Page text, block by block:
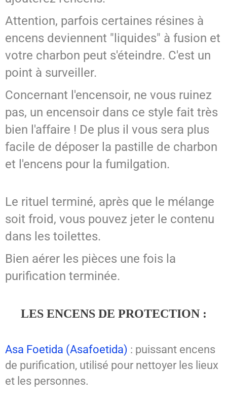
Attention, parfois certaines résines à
encens deviennent "liquides" à fusion et
votre charbon peut s'éteindre. C'est un
point à surveiller.
Concernant l'encensoir, ne vous ruinez
pas, un encensoir dans ce style fait très
bien l'affaire ! De plus il vous sera plus
facile de déposer la pastille de charbon
et l'encens pour la fumilgation.
Le rituel terminé, après que le mélange
soit froid, vous pouvez jeter le contenu
dans les toilettes.
Bien aérer les pièces une fois la
purification terminée.
LES ENCENS DE PROTECTION :
Asa Foetida (Asafoetida) : puissant encens
de purification, utilisé pour nettoyer les lieux
et les personnes.